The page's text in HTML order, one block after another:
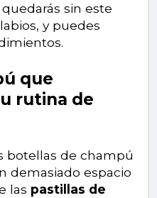
sin este
y puedes
que
rutina de
botellas de champú
demasiado espacio
las pastillas de